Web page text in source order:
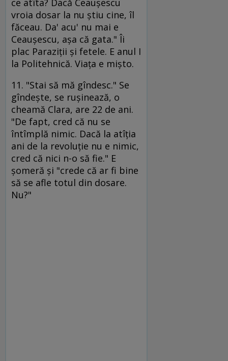
ce atîta? Dacă Ceauşescu
vroia dosar la nu ştiu cine, îl
făceau. Da' acu' nu mai e
Ceauşescu, aşa că gata." Îi
plac Paraziţii şi fetele. E anul I
la Politehnică. Viaţa e mişto.
11. "Stai să mă gîndesc." Se
gîndeşte, se ruşinează, o
cheamă Clara, are 22 de ani.
"De fapt, cred că nu se
întîmplă nimic. Dacă la atîţia
ani de la revoluţie nu e nimic,
cred că nici n-o să fie." E
şomeră şi "crede că ar fi bine
să se afle totul din dosare.
Nu?"